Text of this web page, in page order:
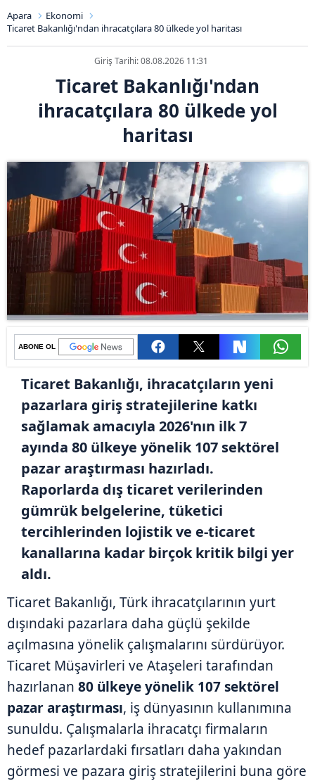
Apara
Ekonomi
Ticaret Bakanlığı'ndan ihracatçılara 80 ülkede yol haritası
Giriş Tarihi: 08.08.2026 11:31
Ticaret Bakanlığı'ndan
ihracatçılara 80 ülkede yol
haritası
ABONE OL
Ticaret Bakanlığı, ihracatçıların yeni
pazarlara giriş stratejilerine katkı
sağlamak amacıyla 2026'nın ilk 7
ayında 80 ülkeye yönelik 107 sektörel
pazar araştırması hazırladı.
Raporlarda dış ticaret verilerinden
gümrük belgelerine, tüketici
tercihlerinden lojistik ve e-ticaret
kanallarına kadar birçok kritik bilgi yer
aldı.
Ticaret Bakanlığı, Türk ihracatçılarının yurt
dışındaki pazarlara daha güçlü şekilde
açılmasına yönelik çalışmalarını sürdürüyor.
Ticaret Müşavirleri ve Ataşeleri tarafından
hazırlanan 80 ülkeye yönelik 107 sektörel
pazar araştırması, iş dünyasının kullanımına
sunuldu. Çalışmalarla ihracatçı firmaların
hedef pazarlardaki fırsatları daha yakından
görmesi ve pazara giriş stratejilerini buna göre